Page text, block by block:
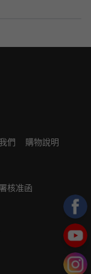
們 購物說明
核准函